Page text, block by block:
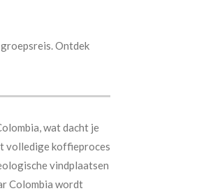
Ontdek
wat dacht je
volledige koffieproces
vindplaatsen
Colombia wordt